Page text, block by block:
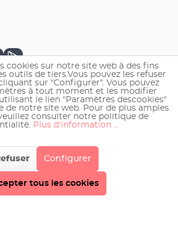
GmbH & Co. KG.
cookies sur notre site web à des fins
outils de tiers.Vous pouvez les refuser
sur "Configurer". Vous pouvez
à tout moment et les modifier
le lien "Paramètres descookies"
de notre site web. Pour de plus amples
consulter notre politique de
Plus d'information ...
Configurer
tous les cookies